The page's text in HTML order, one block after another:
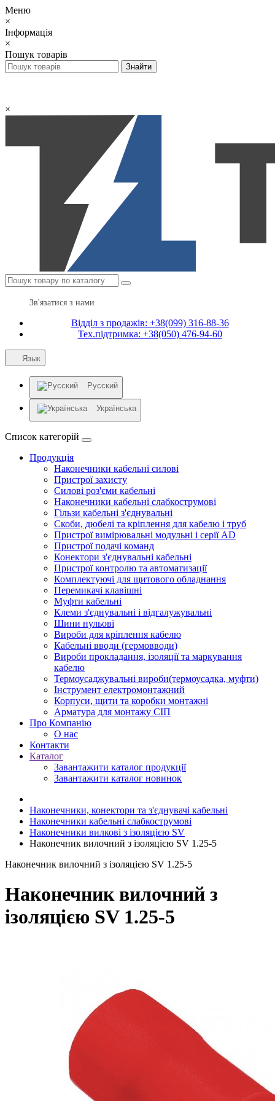
Меню
×
Інформація
×
Пошук товарів
×
Зв'язатися з нами
Відділ з продажів: +38(099) 316-88-36
Тех.підтримка: +38(050) 476-94-60
Язык
Русский
Українська
Список категорій
Продукція
Наконечники кабельні силові
Пристрої захисту
Силові роз'єми кабельні
Наконечники кабельні слабкострумові
Гільзи кабельні з'єднувальні
Скоби, дюбелі та кріплення для кабелю і труб
Пристрої вимірювальні модульні і серії AD
Пристрої подачі команд
Конектори з'єднувальні кабельні
Пристрої контролю та автоматизації
Комплектуючі для щитового обладнання
Перемикачі клавішні
Муфти кабельні
Клеми з'єднувальні і відгалужувальні
Шини нульові
Вироби для кріплення кабелю
Кабельні вводи (гермовводи)
Вироби прокладання, iзоляції та маркування
кабелю
Термоусаджувальні вироби(термоусадка, муфти)
Інструмент електромонтажний
Корпуси, щити та коробки монтажні
Арматура для монтажу СІП
Про Компанію
О нас
Контакти
Каталог
Завантажити каталог продукції
Завантажити каталог новинок
Наконечники, конектори та з'єднувачі кабельні
Наконечники кабельні слабкострумові
Наконечники вилкові з ізоляцією SV
Наконечник вилочний з ізоляцією SV 1.25-5
Наконечник вилочний з ізоляцією SV 1.25-5
Наконечник вилочний з
ізоляцією SV 1.25-5